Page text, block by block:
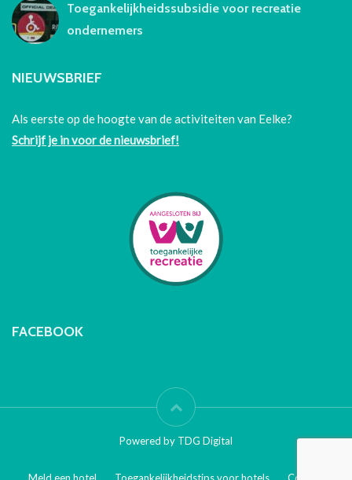
Toegankelijkheidssubsidie voor recreatie
ondernemers
NIEUWSBRIEF
Als eerste op de hoogte van de activiteiten van Eelke?
Schrijf je in voor de nieuwsbrief!
FACEBOOK
Powered by TDG Digital